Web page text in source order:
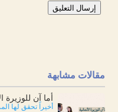
مقالات مشابهة
أما آن للوزيرة
أخيراً تحقق لها
إرسال التعليق